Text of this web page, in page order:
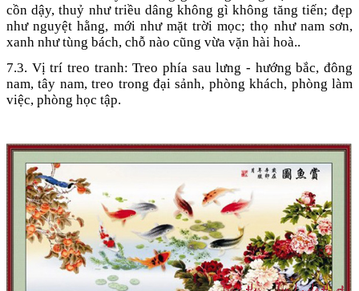
cồn dậy, thuỷ như triều dâng không gì không tăng tiến; đẹp
như nguyệt hằng, mới như mặt trời mọc; thọ như nam sơn,
xanh như tùng bách, chỗ nào cũng vừa vặn hài hoà..
7.3. Vị trí treo tranh: Treo phía sau lưng - hướng bắc, đông
nam, tây nam, treo trong đại sảnh, phòng khách, phòng làm
việc, phòng học tập.